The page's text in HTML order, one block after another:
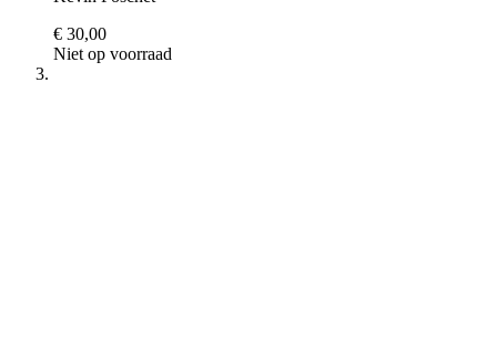
€ 30,00
Niet op voorraad